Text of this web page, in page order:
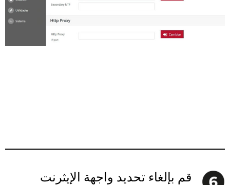
قم بإلغاء تحديد واجهة الإيثرنت